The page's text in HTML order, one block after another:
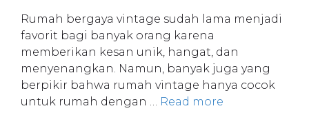
Rumah bergaya vintage sudah lama menjadi
favorit bagi banyak orang karena
memberikan kesan unik, hangat, dan
menyenangkan. Namun, banyak juga yang
berpikir bahwa rumah vintage hanya cocok
untuk rumah dengan … Read more